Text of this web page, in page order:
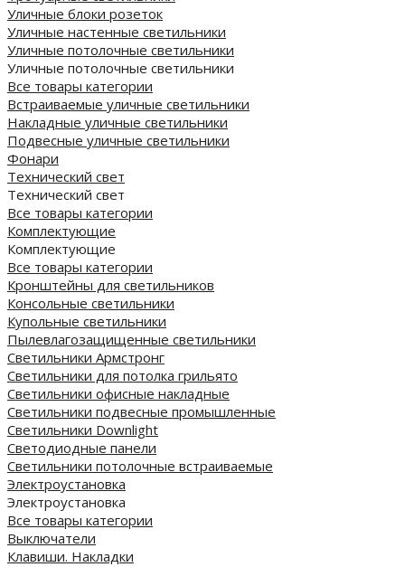
Уличные блоки розеток
Уличные настенные светильники
Уличные потолочные светильники
Уличные потолочные светильники
Все товары категории
Встраиваемые уличные светильники
Накладные уличные светильники
Подвесные уличные светильники
Фонари
Технический свет
Технический свет
Все товары категории
Комплектующие
Комплектующие
Все товары категории
Кронштейны для светильников
Консольные светильники
Купольные светильники
Пылевлагозащищенные светильники
Светильники Армстронг
Светильники для потолка грильято
Светильники офисные накладные
Светильники подвесные промышленные
Светильники Downlight
Светодиодные панели
Cветильники потолочные встраиваемые
Электроустановка
Электроустановка
Все товары категории
Выключатели
Клавиши. Накладки